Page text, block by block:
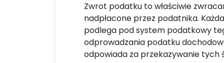
Zwrot podatku to właściwie
nadpłacone przez podatnika.
podlega pod system podatkowy
odprowadzania podatku
odpowiada za przekazywanie tych